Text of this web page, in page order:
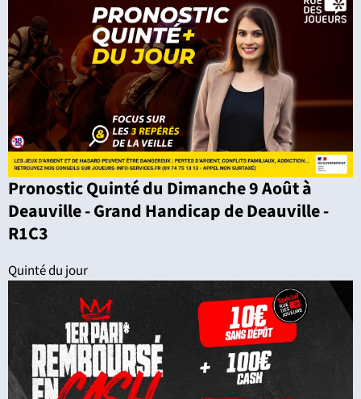
Pronostic Quinté du Dimanche 9 Août à
Deauville - Grand Handicap de Deauville -
R1C3
Quinté du jour